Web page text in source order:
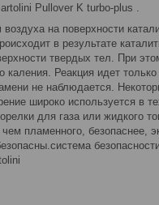
Pullover K turbo-plus .
на поверхности
в результате
твердых тел. При
каления. Реакция идет
не наблюдается.
широко используется в
для газа или жидкого
пламенного, безопаснее,